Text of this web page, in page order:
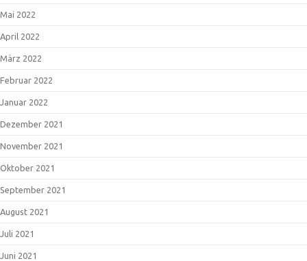
Mai 2022
April 2022
März 2022
Februar 2022
Januar 2022
Dezember 2021
November 2021
Oktober 2021
September 2021
August 2021
Juli 2021
Juni 2021